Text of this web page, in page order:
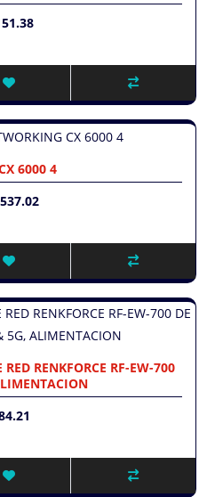
6000 4
RENKFORCE RF-EW-700